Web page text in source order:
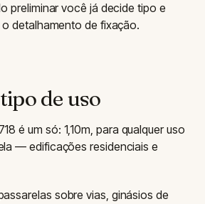
preliminar você já decide tipo e
detalhamento de fixação.
de uso
é um só: 1,10m, para qualquer uso
— edificações residenciais e
sobre vias, ginásios de